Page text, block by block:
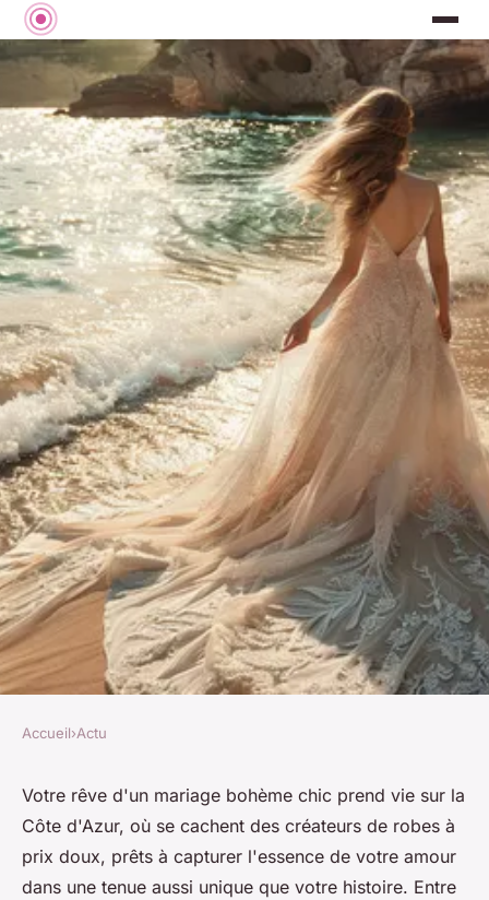
Robes mariée bohèmes à prix
doux sur la côte d'azur
Sophie•9 juin 2024•3 min de lecture
Accueil›Actu
Votre rêve d'un mariage bohème chic prend vie sur la
Côte d'Azur, où se cachent des créateurs de robes à
prix doux, prêts à capturer l'essence de votre amour
dans une tenue aussi unique que votre histoire. Entre